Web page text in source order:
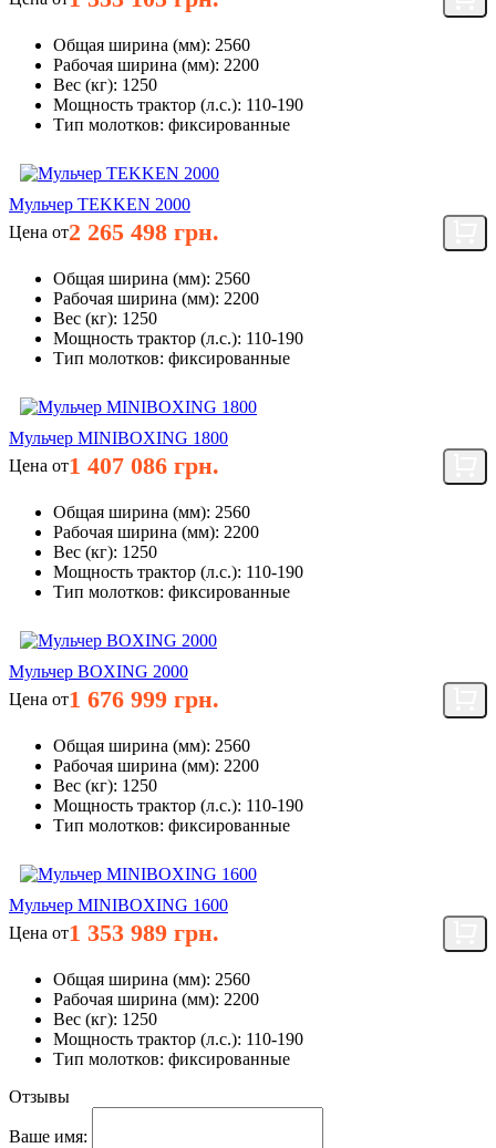
Общая ширина (мм): 2560
Рабочая ширина (мм): 2200
Вес (кг): 1250
Мощность трактор (л.с.): 110-190
Тип молотков: фиксированные
Мульчер TEKKEN 2000
Цена от2 265 498 грн.
Общая ширина (мм): 2560
Рабочая ширина (мм): 2200
Вес (кг): 1250
Мощность трактор (л.с.): 110-190
Тип молотков: фиксированные
Мульчер MINIBOXING 1800
Цена от1 407 086 грн.
Общая ширина (мм): 2560
Рабочая ширина (мм): 2200
Вес (кг): 1250
Мощность трактор (л.с.): 110-190
Тип молотков: фиксированные
Мульчер BOXING 2000
Цена от1 676 999 грн.
Общая ширина (мм): 2560
Рабочая ширина (мм): 2200
Вес (кг): 1250
Мощность трактор (л.с.): 110-190
Тип молотков: фиксированные
Мульчер MINIBOXING 1600
Цена от1 353 989 грн.
Общая ширина (мм): 2560
Рабочая ширина (мм): 2200
Вес (кг): 1250
Мощность трактор (л.с.): 110-190
Тип молотков: фиксированные
Отзывы
Ваше имя: